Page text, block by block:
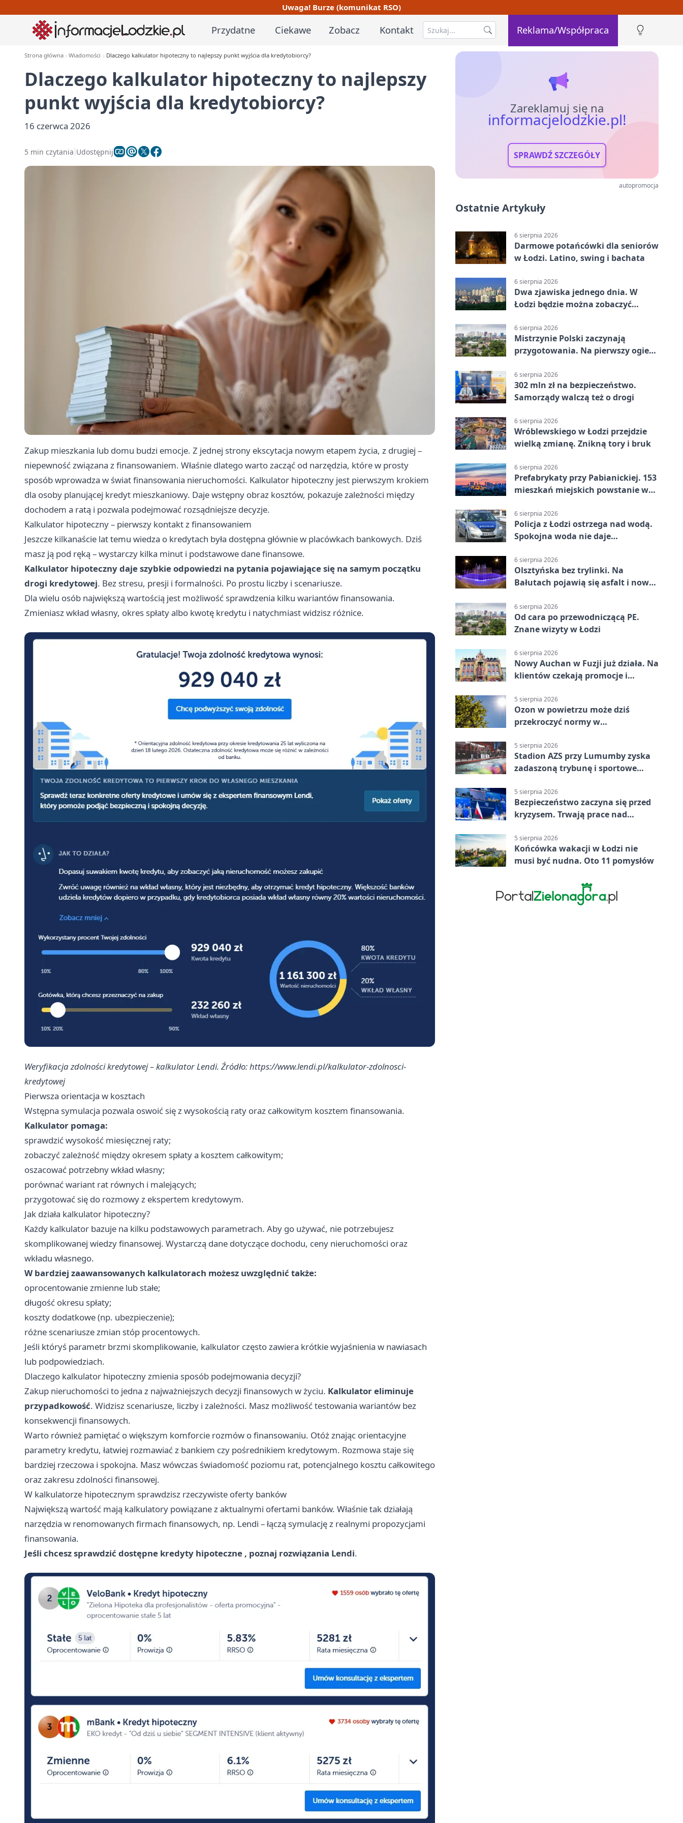
Uwaga! Burze (komunikat RSO)
Przydatne Ciekawe Zobacz Kontakt Reklama/Współpraca
Strona główna Wiadomości Dlaczego kalkulator hipoteczny to najlepszy punkt wyjścia dla kredytobiorcy?
Dlaczego kalkulator hipoteczny to najlepszy
punkt wyjścia dla kredytobiorcy?
16 czerwca 2026
5 min czytania Udostępnij
Zakup mieszkania lub domu budzi emocje. Z jednej strony ekscytacja nowym etapem życia, z drugiej –
niepewność związana z finansowaniem. Właśnie dlatego warto zacząć od narzędzia, które w prosty
sposób wprowadza w świat finansowania nieruchomości. Kalkulator hipoteczny jest pierwszym krokiem
dla osoby planującej kredyt mieszkaniowy. Daje wstępny obraz kosztów, pokazuje zależności między
dochodem a ratą i pozwala podejmować rozsądniejsze decyzje.
Kalkulator hipoteczny – pierwszy kontakt z finansowaniem
Jeszcze kilkanaście lat temu wiedza o kredytach była dostępna głównie w placówkach bankowych. Dziś
masz ją pod ręką – wystarczy kilka minut i podstawowe dane finansowe.
Kalkulator hipoteczny daje szybkie odpowiedzi na pytania pojawiające się na samym początku
drogi kredytowej. Bez stresu, presji i formalności. Po prostu liczby i scenariusze.
Dla wielu osób największą wartością jest możliwość sprawdzenia kilku wariantów finansowania.
Zmieniasz wkład własny, okres spłaty albo kwotę kredytu i natychmiast widzisz różnice.
Weryfikacja zdolności kredytowej – kalkulator Lendi. Źródło: https://www.lendi.pl/kalkulator-zdolnosci-
kredytowej
Pierwsza orientacja w kosztach
Wstępna symulacja pozwala oswoić się z wysokością raty oraz całkowitym kosztem finansowania.
Kalkulator pomaga:
sprawdzić wysokość miesięcznej raty;
zobaczyć zależność między okresem spłaty a kosztem całkowitym;
oszacować potrzebny wkład własny;
porównać wariant rat równych i malejących;
przygotować się do rozmowy z ekspertem kredytowym.
Jak działa kalkulator hipoteczny?
Każdy kalkulator bazuje na kilku podstawowych parametrach. Aby go używać, nie potrzebujesz
skomplikowanej wiedzy finansowej. Wystarczą dane dotyczące dochodu, ceny nieruchomości oraz
wkładu własnego.
W bardziej zaawansowanych kalkulatorach możesz uwzględnić także:
oprocentowanie zmienne lub stałe;
długość okresu spłaty;
koszty dodatkowe (np. ubezpieczenie);
różne scenariusze zmian stóp procentowych.
Jeśli któryś parametr brzmi skomplikowanie, kalkulator często zawiera krótkie wyjaśnienia w nawiasach
lub podpowiedziach.
Dlaczego kalkulator hipoteczny zmienia sposób podejmowania decyzji?
Zakup nieruchomości to jedna z najważniejszych decyzji finansowych w życiu. Kalkulator eliminuje
przypadkowość. Widzisz scenariusze, liczby i zależności. Masz możliwość testowania wariantów bez
konsekwencji finansowych.
Warto również pamiętać o większym komforcie rozmów o finansowaniu. Otóż znając orientacyjne
parametry kredytu, łatwiej rozmawiać z bankiem czy pośrednikiem kredytowym. Rozmowa staje się
bardziej rzeczowa i spokojna. Masz wówczas świadomość poziomu rat, potencjalnego kosztu całkowitego
oraz zakresu zdolności finansowej.
W kalkulatorze hipotecznym sprawdzisz rzeczywiste oferty banków
Największą wartość mają kalkulatory powiązane z aktualnymi ofertami banków. Właśnie tak działają
narzędzia w renomowanych firmach finansowych, np. Lendi – łączą symulację z realnymi propozycjami
finansowania.
Jeśli chceszsprawdzić dostępne kredyty hipoteczne , poznaj rozwiązania Lendi.
Zareklamuj się na
informacjelodzkie.pl!
SPRAWDŹ SZCZEGÓŁY
autopromocja
Ostatnie Artykuły
6 sierpnia 2026
Darmowe potańcówki dla seniorów
w Łodzi. Latino, swing i bachata
6 sierpnia 2026
Dwa zjawiska jednego dnia. W
Łodzi będzie można zobaczyć
6 sierpnia 2026
Mistrzynie Polski zaczynają
przygotowania. Na pierwszy ogień
6 sierpnia 2026
302 mln zł na bezpieczeństwo.
Samorządy walczą też o drogi
6 sierpnia 2026
Wróblewskiego w Łodzi przejdzie
wielką zmianę. Znikną tory i bruk
6 sierpnia 2026
Prefabrykaty przy Pabianickiej. 153
mieszkań miejskich powstanie w
6 sierpnia 2026
Policja z Łodzi ostrzega nad wodą.
Spokojna woda nie daje
6 sierpnia 2026
Olsztyńska bez trylinki. Na
Bałutach pojawią się asfalt i nowe
6 sierpnia 2026
Od cara po przewodniczącą PE.
Znane wizyty w Łodzi
6 sierpnia 2026
Nowy Auchan w Fuzji już działa. Na
klientów czekają promocje i
5 sierpnia 2026
Ozon w powietrzu może dziś
przekroczyć normy w
5 sierpnia 2026
Stadion AZS przy Lumumby zyska
zadaszoną trybunę i sportowe
5 sierpnia 2026
Bezpieczeństwo zaczyna się przed
kryzysem. Trwają prace nad
5 sierpnia 2026
Końcówka wakacji w Łodzi nie
musi być nudna. Oto 11 pomysłów